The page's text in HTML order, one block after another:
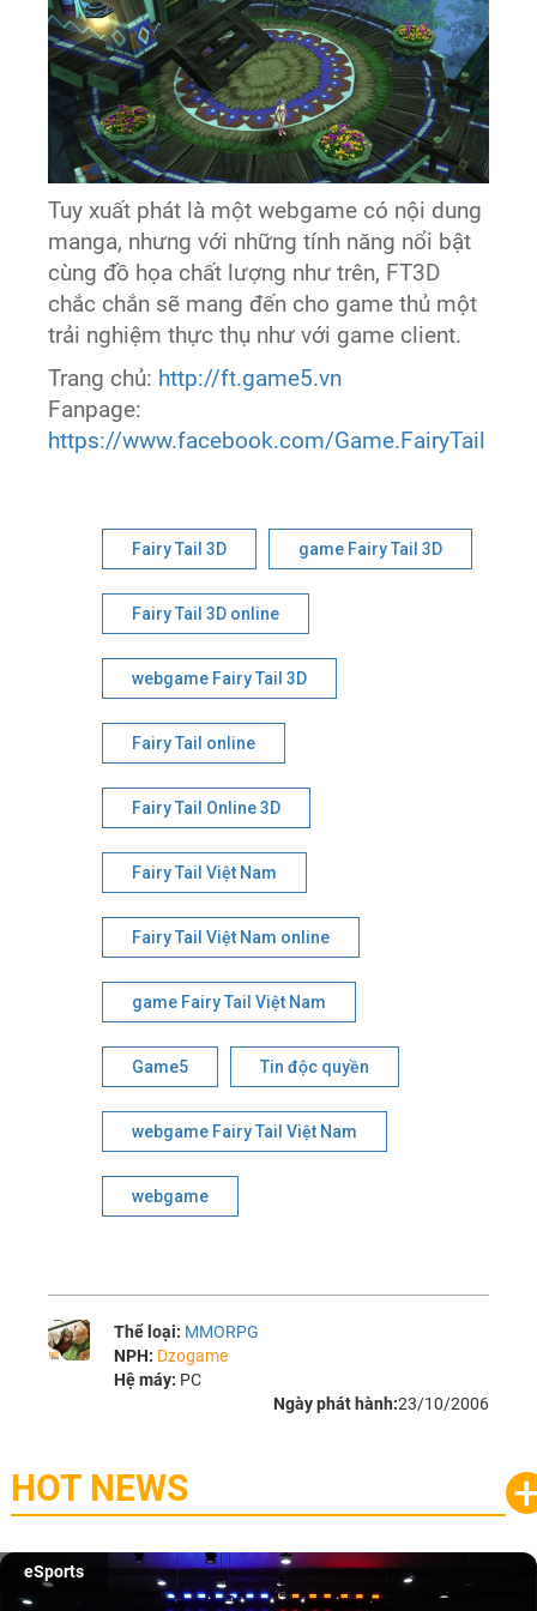
Tuy xuất phát là một webgame có nội dung
manga, nhưng với những tính năng nổi bật
cùng đồ họa chất lượng như trên, FT3D
chắc chắn sẽ mang đến cho game thủ một
trải nghiệm thực thụ như với game client.
Trang chủ: http://ft.game5.vn
Fanpage:
https://www.facebook.com/Game.FairyTail
Fairy Tail 3D game Fairy Tail 3D
Fairy Tail 3D online
webgame Fairy Tail 3D
Fairy Tail online
Fairy Tail Online 3D
Fairy Tail Việt Nam
Fairy Tail Việt Nam online
game Fairy Tail Việt Nam
Game5 Tin độc quyền
webgame Fairy Tail Việt Nam
webgame
Thể loại: MMORPG
NPH: Dzogame
Hệ máy: PC
Ngày phát hành:23/10/2006
HOT NEWS
eSports